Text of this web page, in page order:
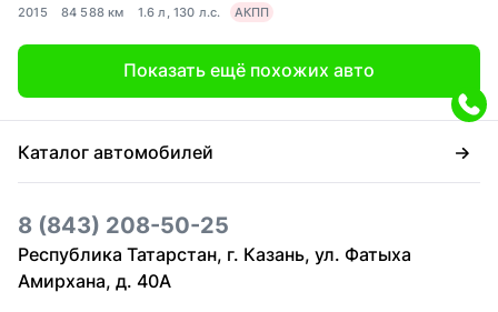
2015 84 588 км 1.6 л, 130 л.с. АКПП
Показать ещё похожих авто
Каталог автомобилей
8 (843) 208-50-25
Республика Татарстан, г. Казань, ул. Фатыха
Амирхана, д. 40А